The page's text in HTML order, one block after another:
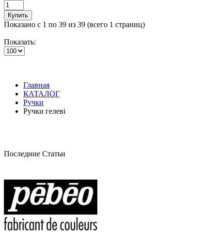
Купить
Показано с 1 по 39 из 39 (всего 1 страниц)
Показать:
Главная
КАТАЛОГ
Ручки
Ручки гелеві
Последние Статьи